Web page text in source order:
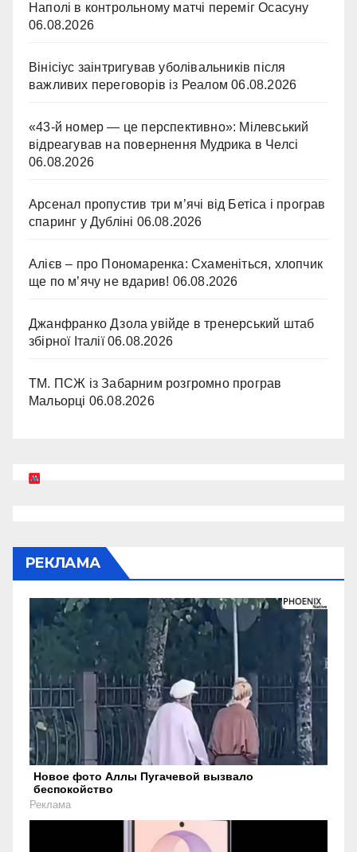
Наполі в контрольному матчі переміг Осасуну
06.08.2026
Вінісіус заінтригував уболівальників після
важливих переговорів із Реалом 06.08.2026
«43-й номер — це перспективно»: Мілевський
відреагував на повернення Мудрика в Челсі
06.08.2026
Арсенал пропустив три м’ячі від Бетіса і програв
спаринг у Дубліні 06.08.2026
Алієв – про Пономаренка: Схаменіться, хлопчик
ще по м’ячу не вдарив! 06.08.2026
Джанфранко Дзола увійде в тренерський штаб
збірної Італії 06.08.2026
ТМ. ПСЖ із Забарним розгромно програв
Мальорці 06.08.2026
РЕКЛАМА
Новое фото Аллы Пугачевой вызвало
беспокойство
Реклама